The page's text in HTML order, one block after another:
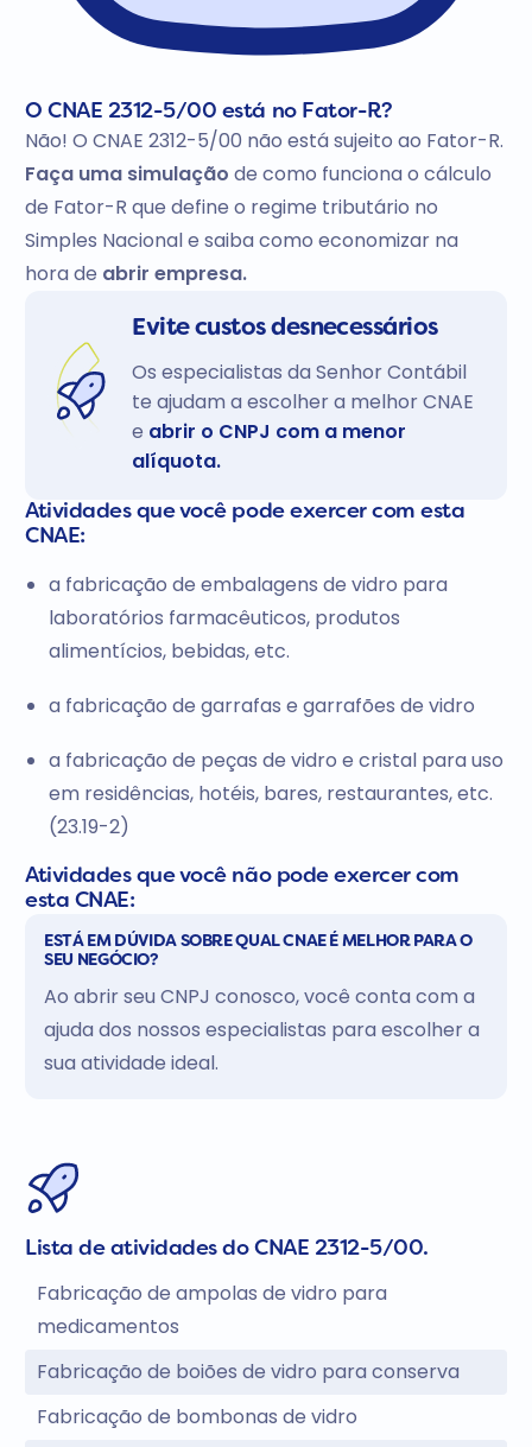
O CNAE 2312-5/00 está no Fator-R?
Não! O CNAE 2312-5/00 não está sujeito ao Fator-R.
Faça uma simulação de como funciona o cálculo
de Fator-R que define o regime tributário no
Simples Nacional e saiba como economizar na
hora de abrir empresa.
Evite custos desnecessários
Os especialistas da Senhor Contábil
te ajudam a escolher a melhor CNAE
e abrir o CNPJ com a menor
alíquota.
Atividades que você pode exercer com esta
CNAE:
a fabricação de embalagens de vidro para
laboratórios farmacêuticos, produtos
alimentícios, bebidas, etc.
a fabricação de garrafas e garrafões de vidro
a fabricação de peças de vidro e cristal para uso
em residências, hotéis, bares, restaurantes, etc.
(23.19-2)
Atividades que você não pode exercer com
esta CNAE:
ESTÁ EM DÚVIDA SOBRE QUAL CNAE É MELHOR PARA O
SEU NEGÓCIO?
Ao abrir seu CNPJ conosco, você conta com a
ajuda dos nossos especialistas para escolher a
sua atividade ideal.
Lista de atividades do CNAE 2312-5/00.
Fabricação de ampolas de vidro para
medicamentos
Fabricação de boiões de vidro para conserva
Fabricação de bombonas de vidro